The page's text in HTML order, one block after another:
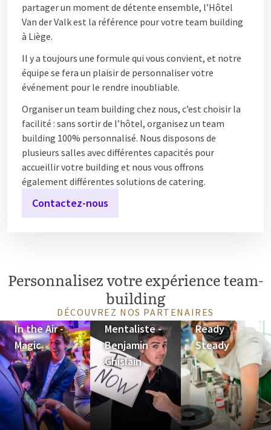
partager un moment de détente ensemble, l’Hôtel
Van der Valk est la référence pour votre team building
à Liège.
Il y a toujours une formule qui vous convient, et notre
équipe se fera un plaisir de personnaliser votre
événement pour le rendre inoubliable.
Organiser un team building chez nous, c’est choisir la
facilité : sans sortir de l’hôtel, organisez un team
building 100% personnalisé. Nous disposons de
plusieurs salles avec différentes capacités pour
accueillir votre building et nous vous offrons
également différentes solutions de catering.
Contactez-nous
Personnalisez votre expérience team-
building
DÉCOUVREZ NOS PARTENAIRES
In the Air -
Magic
Mentaliste -
Benjamin
Ghislain
Ready
Steady